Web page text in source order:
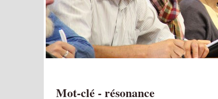
Mot-clé - résonance